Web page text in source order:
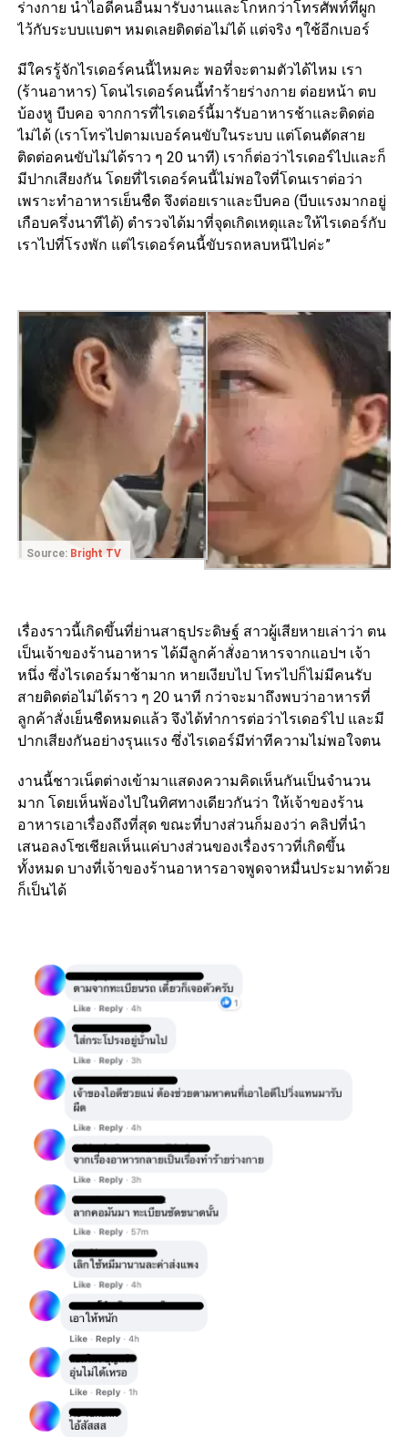
ร่างกาย นำไอดีคนอื่นมารับงานและโกหกว่าโทรศัพท์ที่ผูก
ไว้กับระบบแบตฯ หมดเลยติดต่อไม่ได้ แต่จริง ๆใช้อีกเบอร์
มีใครรู้จักไรเดอร์คนนี้ไหมคะ พอที่จะตามตัวได้ไหม เรา
(ร้านอาหาร) โดนไรเดอร์คนนี้ทำร้ายร่างกาย ต่อยหน้า ตบ
บ้องหู บีบคอ จากการที่ไรเดอร์นี้มารับอาหารช้าและติดต่อ
ไม่ได้ (เราโทรไปตามเบอร์คนขับในระบบ แต่โดนตัดสาย
ติดต่อคนขับไม่ได้ราว ๆ 20 นาที) เราก็ต่อว่าไรเดอร์ไปและก็
มีปากเสียงกัน โดยที่ไรเดอร์คนนี้ไม่พอใจที่โดนเราต่อว่า
เพราะทำอาหารเย็นชืด จึงต่อยเราและบีบคอ (บีบแรงมากอยู่
เกือบครึ่งนาทีได้) ตำรวจได้มาที่จุดเกิดเหตุและให้ไรเดอร์กับ
เราไปที่โรงพัก แต่ไรเดอร์คนนี้ขับรถหลบหนีไปค่ะ”
Source: Bright TV
เรื่องราวนี้เกิดขึ้นที่ย่านสาธุประดิษฐ์ สาวผู้เสียหายเล่าว่า ตน
เป็นเจ้าของร้านอาหาร ได้มีลูกค้าสั่งอาหารจากแอปฯ เจ้า
หนึ่ง ซึ่งไรเดอร์มาช้ามาก หายเงียบไป โทรไปก็ไม่มีคนรับ
สายติดต่อไม่ได้ราว ๆ 20 นาที กว่าจะมาถึงพบว่าอาหารที่
ลูกค้าสั่งเย็นชืดหมดแล้ว จึงได้ทำการต่อว่าไรเดอร์ไป และมี
ปากเสียงกันอย่างรุนแรง ซึ่งไรเดอร์มีท่าทีความไม่พอใจตน
งานนี้ชาวเน็ตต่างเข้ามาแสดงความคิดเห็นกันเป็นจำนวน
มาก โดยเห็นพ้องไปในทิศทางเดียวกันว่า ให้เจ้าของร้าน
อาหารเอาเรื่องถึงที่สุด ขณะที่บางส่วนก็มองว่า คลิปที่นำ
เสนอลงโซเชียลเห็นแค่บางส่วนของเรื่องราวที่เกิดขึ้น
ทั้งหมด บางที่เจ้าของร้านอาหารอาจพูดจาหมื่นประมาทด้วย
ก็เป็นได้